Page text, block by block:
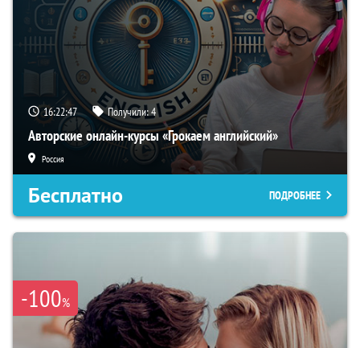
16:22:46 Получили:4
Авторские онлайн-курсы «Грокаем английский»
Россия
Бесплатно ПОДРОБНЕЕ
-100%